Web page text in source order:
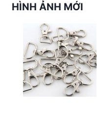
HÌNH ẢNH MỚI